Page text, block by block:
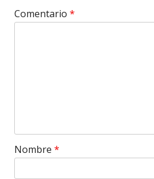
Comentario *
Nombre *